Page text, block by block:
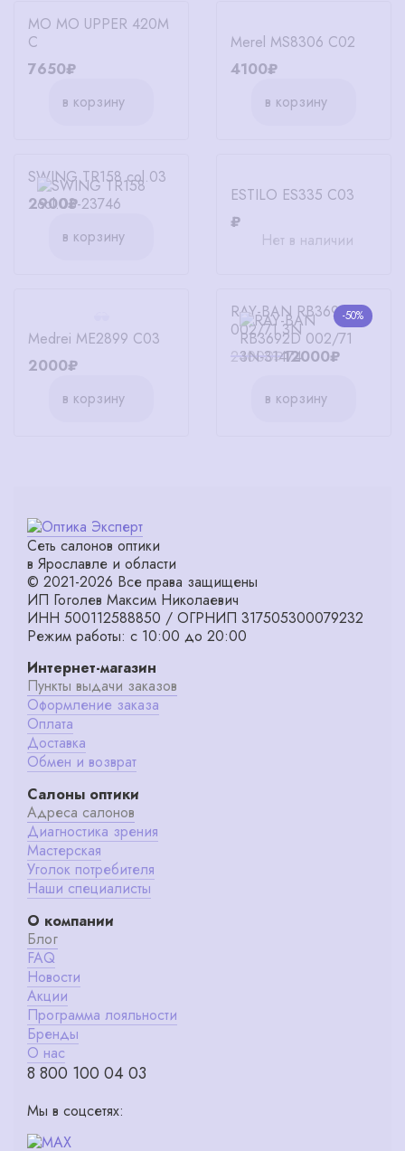
MO MO UPPER 420M
C
7650₽
в корзину
Merel MS8306 C02
4100₽
в корзину
SWING TR158 col.03
2900₽
в корзину
ESTILO ES335 C03
₽
Нет в наличии
Medrei ME2899 C03
2000₽
в корзину
-50%
RAY-BAN RB3692D
002/71 3N
24000₽12000₽
в корзину
Сеть салонов оптики
в Ярославле и области
© 2021-2026 Все права защищены
ИП Гоголев Максим Николаевич
ИНН 500112588850 / ОГРНИП 317505300079232
Режим работы: с 10:00 до 20:00
Интернет-магазин
Пункты выдачи заказов
Оформление заказа
Оплата
Доставка
Обмен и возврат
Салоны оптики
Адреса салонов
Диагностика зрения
Мастерская
Уголок потребителя
Наши специалисты
О компании
Блог
FAQ
Новости
Акции
Программа лояльности
Бренды
О нас
8 800 100 04 03
Мы в соцсетях: